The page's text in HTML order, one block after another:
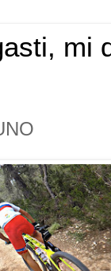
mi